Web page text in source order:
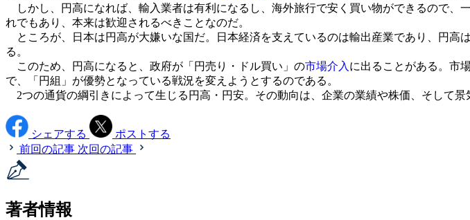
しかし、円高になれば、輸入業者は有利になるし、海外旅行で安く買い物ができるので
れでもあり、本来は歓迎されるべきことなのだ。
ところが、日本は円高が大嫌いな国だ。日本経済を支えているのは輸出産業であり、円
る。
このため、円高になると、政府が「円売り・ドル買い」の市場介入 に出ることがある。市
で、「円組」が優勢となっている戦況を変えようとするのである。
2つの通貨の綱引きによって生じる円高・円安。その動向は、企業の業績や株価、そして景
シェアする
ポストする
前回の記事 次回の記事
著者情報